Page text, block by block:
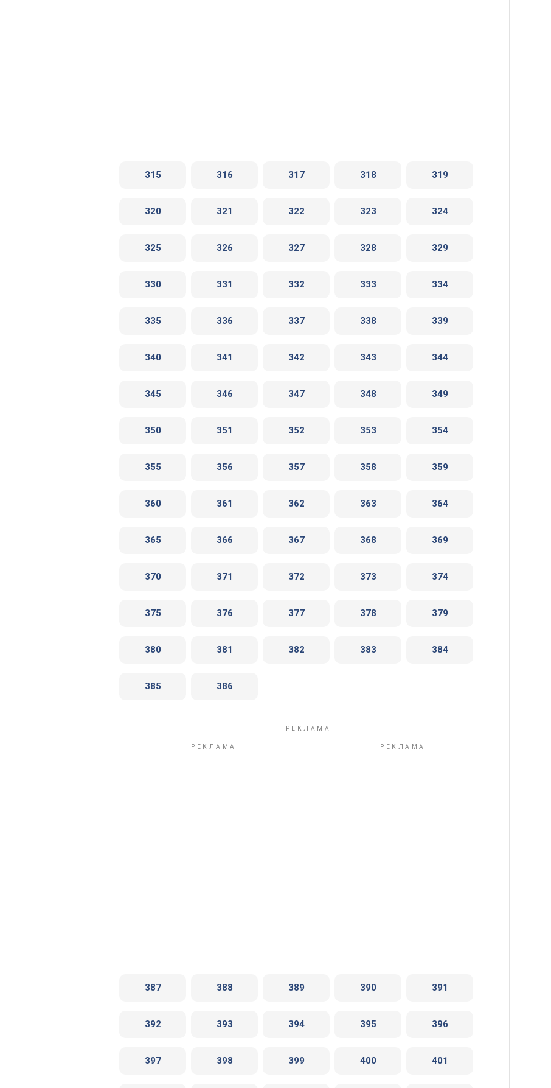
315 316 317 318 319
320 321 322 323 324
325 326 327 328 329
330 331 332 333 334
335 336 337 338 339
340 341 342 343 344
345 346 347 348 349
350 351 352 353 354
355 356 357 358 359
360 361 362 363 364
365 366 367 368 369
370 371 372 373 374
375 376 377 378 379
380 381 382 383 384
385 386
387 388 389 390 391
392 393 394 395 396
397 398 399 400 401